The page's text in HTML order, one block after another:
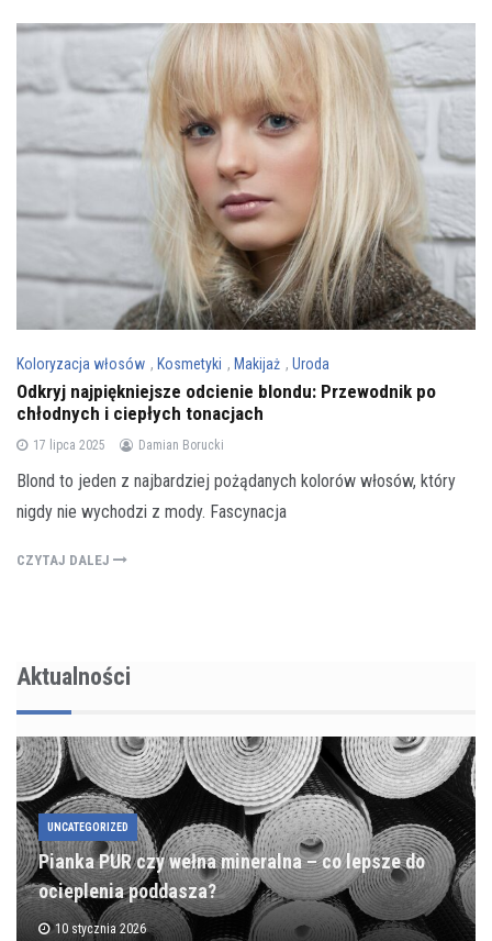
Koloryzacja włosów , Kosmetyki , Makijaż , Uroda
Odkryj najpiękniejsze odcienie blondu: Przewodnik po
chłodnych i ciepłych tonacjach
17 lipca 2025 Damian Borucki
Blond to jeden z najbardziej pożądanych kolorów włosów, który
nigdy nie wychodzi z mody. Fascynacja
CZYTAJ DALEJ
Aktualności
UNCATEGORIZED
Pianka PUR czy wełna mineralna – co lepsze do
ocieplenia poddasza?
10 stycznia 2026